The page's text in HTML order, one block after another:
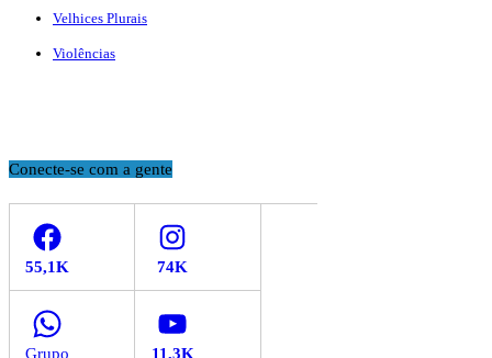
Velhices Plurais
Violências
Conecte-se com a gente
Facebook Instagram
WhatsApp YouTube